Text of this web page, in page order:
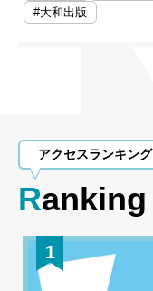
#大和出版
アクセスランキング
Ranking
1